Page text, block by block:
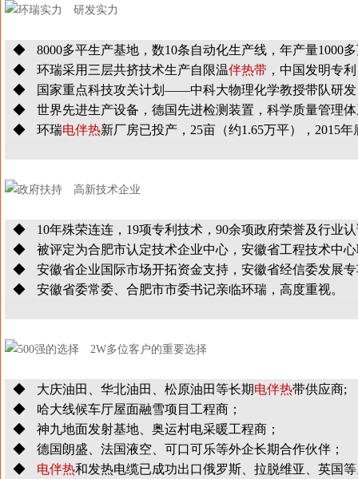
◆ 8000多平生产基地，数10条自动化生产线，年产量1000
◆ 环瑞采用三层共挤技术生产自限温伴热带 ，中国发明专
◆ 国家重点科技攻关计划——中科大物理化学教授带队研发
◆ 世界先进生产设备，德国先进检测装置，科学质量管理体
◆ 环瑞电伴热新厂房已投产，25亩（约1.65万平），2015
◆ 10年殊荣连连，19项专利技术，90余项政府荣誉及行业
◆ 被评定为合肥市认定技术企业中心，安徽省工程技术中心
◆ 安徽省企业国际市场开拓资金支持，安徽省经信委发展专
◆ 安徽省委常委、合肥市市委书记亲临环瑞，高度重视。
◆ 大庆油田、华北油田、松原油田等长期电伴热带供应商;
◆ 哈大线候车厅屋面融雪项目工程商；
◆ 神九地面发射基地、奥运村电采暖工程商；
◆ 德国朗盛、法国液空、可口可乐等外企长期合作伙伴；
◆ 电伴热和发热电缆已成功出口俄罗斯、拉脱维亚、英国